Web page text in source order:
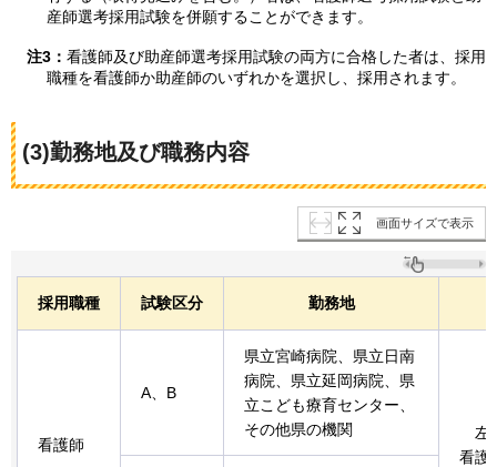
産師選考採用試験を併願することができます。
注3： 看護師及び助産師選考採用試験の両方に合格した者は、採用
職種を看護師か助産師のいずれかを選択し、採用されます。
(3)勤務地及び職務内容
画面サイズで表示
採用職種 試験区分 勤務地
看護師
A、B
県立宮崎病院、県立日南
病院、県立延岡病院、県
立こども療育センター、
その他県の機関
左
看護